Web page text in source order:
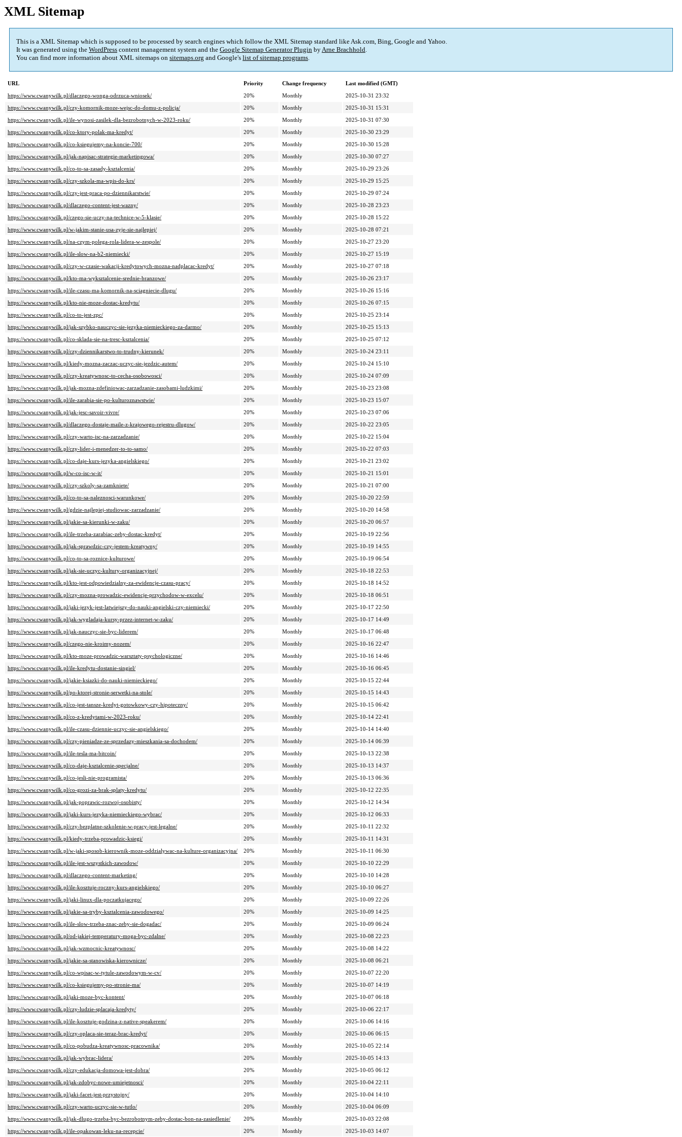
XML Sitemap
This is a XML Sitemap which is supposed to be processed by search engines which follow the XML Sitemap standard like Ask.com, Bing, Google and Yahoo.
It was generated using the WordPress content management system and the Google Sitemap Generator Plugin byArne Brachhold.
You can find more information about XML sitemaps on sitemaps.org and Google's list of sitemap programs.
URL Priority Change frequency
Last modified (GMT)
https://www.cwanywilk.pl/dlaczego-wonga-odrzuca-wniosek/
20% Monthly
2025-10-31 23:32
https://www.cwanywilk.pl/czy-komornik-moze-wejsc-do-domu-z-policja/
20% Monthly
2025-10-31 15:31
https://www.cwanywilk.pl/ile-wynosi-zasilek-dla-bezrobotnych-w-2023-roku/
20% Monthly
2025-10-31 07:30
https://www.cwanywilk.pl/co-ktory-polak-ma-kredyt/
20% Monthly
2025-10-30 23:29
https://www.cwanywilk.pl/co-ksiegujemy-na-koncie-700/
20% Monthly
2025-10-30 15:28
https://www.cwanywilk.pl/jak-napisac-strategie-marketingowa/
20% Monthly
2025-10-30 07:27
https://www.cwanywilk.pl/co-to-sa-zasady-ksztalcenia/
20% Monthly
2025-10-29 23:26
https://www.cwanywilk.pl/czy-szkola-ma-wpis-do-krs/
20% Monthly
2025-10-29 15:25
https://www.cwanywilk.pl/czy-jest-praca-po-dziennikarstwie/
20% Monthly
2025-10-29 07:24
https://www.cwanywilk.pl/dlaczego-content-jest-wazny/
20% Monthly
2025-10-28 23:23
https://www.cwanywilk.pl/czego-sie-uczy-na-technice-w-5-klasie/
20% Monthly
2025-10-28 15:22
https://www.cwanywilk.pl/w-jakim-stanie-usa-zyje-sie-najlepiej/
20% Monthly
2025-10-28 07:21
https://www.cwanywilk.pl/na-czym-polega-rola-lidera-w-zespole/
20% Monthly
2025-10-27 23:20
https://www.cwanywilk.pl/ile-slow-na-b2-niemiecki/
20% Monthly
2025-10-27 15:19
https://www.cwanywilk.pl/czy-w-czasie-wakacji-kredytowych-mozna-nadplacac-kredyt/
20% Monthly
2025-10-27 07:18
https://www.cwanywilk.pl/kto-ma-wyksztalcenie-srednie-branzowe/
20% Monthly
2025-10-26 23:17
https://www.cwanywilk.pl/ile-czasu-ma-komornik-na-sciagniecie-dlugu/
20% Monthly
2025-10-26 15:16
https://www.cwanywilk.pl/kto-nie-moze-dostac-kredytu/
20% Monthly
2025-10-26 07:15
https://www.cwanywilk.pl/co-to-jest-zpc/
20% Monthly
2025-10-25 23:14
https://www.cwanywilk.pl/jak-szybko-nauczyc-sie-jezyka-niemieckiego-za-darmo/
20% Monthly
2025-10-25 15:13
https://www.cwanywilk.pl/co-sklada-sie-na-tresc-ksztalcenia/
20% Monthly
2025-10-25 07:12
https://www.cwanywilk.pl/czy-dziennikarstwo-to-trudny-kierunek/
20% Monthly
2025-10-24 23:11
https://www.cwanywilk.pl/kiedy-mozna-zaczac-uczyc-sie-jezdzic-autem/
20% Monthly
2025-10-24 15:10
https://www.cwanywilk.pl/czy-kreatywnosc-to-cecha-osobowosci/
20% Monthly
2025-10-24 07:09
https://www.cwanywilk.pl/jak-mozna-zdefiniowac-zarzadzanie-zasobami-ludzkimi/
20% Monthly
2025-10-23 23:08
https://www.cwanywilk.pl/ile-zarabia-sie-po-kulturoznawstwie/
20% Monthly
2025-10-23 15:07
https://www.cwanywilk.pl/jak-jesc-savoir-vivre/
20% Monthly
2025-10-23 07:06
https://www.cwanywilk.pl/dlaczego-dostaje-maile-z-krajowego-rejestru-dlugow/
20% Monthly
2025-10-22 23:05
https://www.cwanywilk.pl/czy-warto-isc-na-zarzadzanie/
20% Monthly
2025-10-22 15:04
https://www.cwanywilk.pl/czy-lider-i-menedzer-to-to-samo/
20% Monthly
2025-10-22 07:03
https://www.cwanywilk.pl/co-daje-kurs-jezyka-angielskiego/
20% Monthly
2025-10-21 23:02
https://www.cwanywilk.pl/w-co-isc-w-it/
20% Monthly
2025-10-21 15:01
https://www.cwanywilk.pl/czy-szkoly-sa-zamkniete/
20% Monthly
2025-10-21 07:00
https://www.cwanywilk.pl/co-to-sa-naleznosci-warunkowe/
20% Monthly
2025-10-20 22:59
https://www.cwanywilk.pl/gdzie-najlepiej-studiowac-zarzadzanie/
20% Monthly
2025-10-20 14:58
https://www.cwanywilk.pl/jakie-sa-kierunki-w-zaku/
20% Monthly
2025-10-20 06:57
https://www.cwanywilk.pl/ile-trzeba-zarabiac-zeby-dostac-kredyt/
20% Monthly
2025-10-19 22:56
https://www.cwanywilk.pl/jak-sprawdzic-czy-jestem-kreatywny/
20% Monthly
2025-10-19 14:55
https://www.cwanywilk.pl/co-to-sa-roznice-kulturowe/
20% Monthly
2025-10-19 06:54
https://www.cwanywilk.pl/jak-sie-uczyc-kultury-organizacyjnej/
20% Monthly
2025-10-18 22:53
https://www.cwanywilk.pl/kto-jest-odpowiedzialny-za-ewidencje-czasu-pracy/
20% Monthly
2025-10-18 14:52
https://www.cwanywilk.pl/czy-mozna-prowadzic-ewidencje-przychodow-w-excelu/
20% Monthly
2025-10-18 06:51
https://www.cwanywilk.pl/jaki-jezyk-jest-latwiejszy-do-nauki-angielski-czy-niemiecki/
20% Monthly
2025-10-17 22:50
https://www.cwanywilk.pl/jak-wygladaja-kursy-przez-internet-w-zaku/
20% Monthly
2025-10-17 14:49
https://www.cwanywilk.pl/jak-nauczyc-sie-byc-liderem/
20% Monthly
2025-10-17 06:48
https://www.cwanywilk.pl/czego-nie-kroimy-nozem/
20% Monthly
2025-10-16 22:47
https://www.cwanywilk.pl/kto-moze-prowadzic-warsztaty-psychologiczne/
20% Monthly
2025-10-16 14:46
https://www.cwanywilk.pl/ile-kredytu-dostanie-singiel/
20% Monthly
2025-10-16 06:45
https://www.cwanywilk.pl/jakie-ksiazki-do-nauki-niemieckiego/
20% Monthly
2025-10-15 22:44
https://www.cwanywilk.pl/po-ktorej-stronie-serwetki-na-stole/
20% Monthly
2025-10-15 14:43
https://www.cwanywilk.pl/co-jest-tansze-kredyt-gotowkowy-czy-hipoteczny/
20% Monthly
2025-10-15 06:42
https://www.cwanywilk.pl/co-z-kredytami-w-2023-roku/
20% Monthly
2025-10-14 22:41
https://www.cwanywilk.pl/ile-czasu-dziennie-uczyc-sie-angielskiego/
20% Monthly
2025-10-14 14:40
https://www.cwanywilk.pl/czy-pieniadze-ze-sprzedazy-mieszkania-sa-dochodem/
20% Monthly
2025-10-14 06:39
https://www.cwanywilk.pl/ile-tesla-ma-bitcoin/
20% Monthly
2025-10-13 22:38
https://www.cwanywilk.pl/co-daje-ksztalcenie-specjalne/
20% Monthly
2025-10-13 14:37
https://www.cwanywilk.pl/co-jesli-nie-programista/
20% Monthly
2025-10-13 06:36
https://www.cwanywilk.pl/co-grozi-za-brak-splaty-kredytu/
20% Monthly
2025-10-12 22:35
https://www.cwanywilk.pl/jak-poprawic-rozwoj-osobisty/
20% Monthly
2025-10-12 14:34
https://www.cwanywilk.pl/jaki-kurs-jezyka-niemieckiego-wybrac/
20% Monthly
2025-10-12 06:33
https://www.cwanywilk.pl/czy-bezplatne-szkolenie-w-pracy-jest-legalne/
20% Monthly
2025-10-11 22:32
https://www.cwanywilk.pl/kiedy-trzeba-prowadzic-ksiegi/
20% Monthly
2025-10-11 14:31
https://www.cwanywilk.pl/w-jaki-sposob-kierownik-moze-oddzialywac-na-kulture-organizacyjna/
20% Monthly
2025-10-11 06:30
https://www.cwanywilk.pl/ile-jest-wszystkich-zawodow/
20% Monthly
2025-10-10 22:29
https://www.cwanywilk.pl/dlaczego-content-marketing/
20% Monthly
2025-10-10 14:28
https://www.cwanywilk.pl/ile-kosztuje-roczny-kurs-angielskiego/
20% Monthly
2025-10-10 06:27
https://www.cwanywilk.pl/jaki-linux-dla-poczatkujacego/
20% Monthly
2025-10-09 22:26
https://www.cwanywilk.pl/jakie-sa-tryby-ksztalcenia-zawodowego/
20% Monthly
2025-10-09 14:25
https://www.cwanywilk.pl/ile-slow-trzeba-znac-zeby-sie-dogadac/
20% Monthly
2025-10-09 06:24
https://www.cwanywilk.pl/od-jakiej-temperatury-moga-byc-zdalne/
20% Monthly
2025-10-08 22:23
https://www.cwanywilk.pl/jak-wzmocnic-kreatywnosc/
20% Monthly
2025-10-08 14:22
https://www.cwanywilk.pl/jakie-sa-stanowiska-kierownicze/
20% Monthly
2025-10-08 06:21
https://www.cwanywilk.pl/co-wpisac-w-tytule-zawodowym-w-cv/
20% Monthly
2025-10-07 22:20
https://www.cwanywilk.pl/co-ksiegujemy-po-stronie-ma/
20% Monthly
2025-10-07 14:19
https://www.cwanywilk.pl/jaki-moze-byc-kontent/
20% Monthly
2025-10-07 06:18
https://www.cwanywilk.pl/czy-ludzie-splacaja-kredyty/
20% Monthly
2025-10-06 22:17
https://www.cwanywilk.pl/ile-kosztuje-godzina-z-native-speakerem/
20% Monthly
2025-10-06 14:16
https://www.cwanywilk.pl/czy-oplaca-sie-teraz-brac-kredyt/
20% Monthly
2025-10-06 06:15
https://www.cwanywilk.pl/co-pobudza-kreatywnosc-pracownika/
20% Monthly
2025-10-05 22:14
https://www.cwanywilk.pl/jak-wybrac-lidera/
20% Monthly
2025-10-05 14:13
https://www.cwanywilk.pl/czy-edukacja-domowa-jest-dobra/
20% Monthly
2025-10-05 06:12
https://www.cwanywilk.pl/jak-zdobyc-nowe-umiejetnosci/
20% Monthly
2025-10-04 22:11
https://www.cwanywilk.pl/jaki-facet-jest-przystojny/
20% Monthly
2025-10-04 14:10
https://www.cwanywilk.pl/czy-warto-uczyc-sie-w-tutlo/
20% Monthly
2025-10-04 06:09
https://www.cwanywilk.pl/jak-dlugo-trzeba-byc-bezrobotnym-zeby-dostac-bon-na-zasiedlenie/
20% Monthly
2025-10-03 22:08
https://www.cwanywilk.pl/ile-opakowan-leku-na-recepcie/
20% Monthly 2025-10-03 14:07